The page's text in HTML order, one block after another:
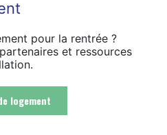
pour la rentrée ?
et ressources
logement